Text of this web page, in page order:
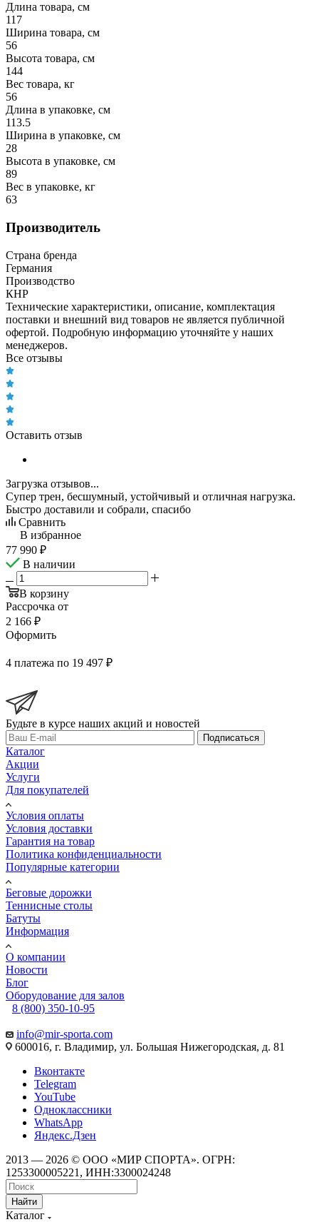
Длина товара, см
117
Ширина товара, см
56
Высота товара, см
144
Вес товара, кг
56
Длина в упаковке, см
113.5
Ширина в упаковке, см
28
Высота в упаковке, см
89
Вес в упаковке, кг
63
Производитель
Страна бренда
Германия
Производство
КНР
Технические характеристики, описание, комплектация
поставки и внешний вид товаров не является публичной
офертой. Подробную информацию уточняйте у наших
менеджеров.
Все отзывы
Оставить отзыв
Загрузка отзывов...
Супер трен, бесшумный, устойчивый и отличная нагрузка.
Быстро доставили и собрали, спасибо
Сравнить
В избранное
77 990 ₽
В наличии
В корзину
Рассрочка от
2 166 ₽
Оформить
4 платежа по 19 497 ₽
Будьте в курсе наших акций и новостей
Подписаться
Каталог
Акции
Услуги
Для покупателей
Условия оплаты
Условия доставки
Гарантия на товар
Политика конфиденциальности
Популярные категории
Беговые дорожки
Теннисные столы
Батуты
Информация
О компании
Новости
Блог
Оборудование для залов
8 (800) 350-10-95
info@mir-sporta.com
600016, г. Владимир, ул. Большая Нижегородская, д. 81
Вконтакте
Telegram
YouTube
Одноклассники
WhatsApp
Яндекс.Дзен
2013 — 2026 © ООО «МИР СПОРТА». ОГРН:
1253300005221, ИНН:3300024248
Найти
Каталог